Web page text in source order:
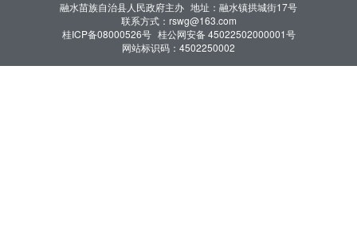
融水苗族自治县人民政府主办 地址：融水镇拱城街17号
联系方式：rswg@163.com
桂ICP备08000526号 桂公网安备 45022502000001号
网站标识码：4502250002